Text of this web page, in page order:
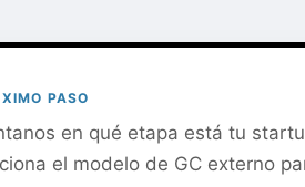
PASO
en qué etapa está tu
el modelo de GC externo